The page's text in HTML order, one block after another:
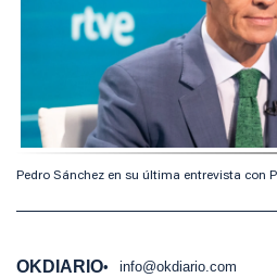
Pedro Sánchez en su última entrevista con
OKDIARIO info@okdiario.com